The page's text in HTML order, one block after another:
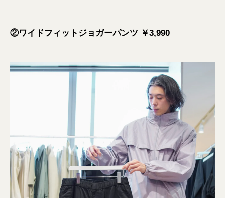
②ワイドフィットジョガーパンツ ￥3,990